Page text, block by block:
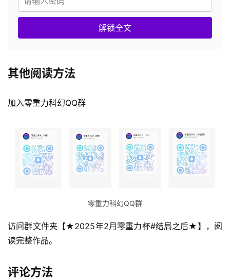
解锁全文
其他阅读方法
加入零重力科幻QQ群
零重力科幻QQ群
访问群文件夹【★2025年2月零重力杯#结局之后★】，阅
读完整作品。
评论方法